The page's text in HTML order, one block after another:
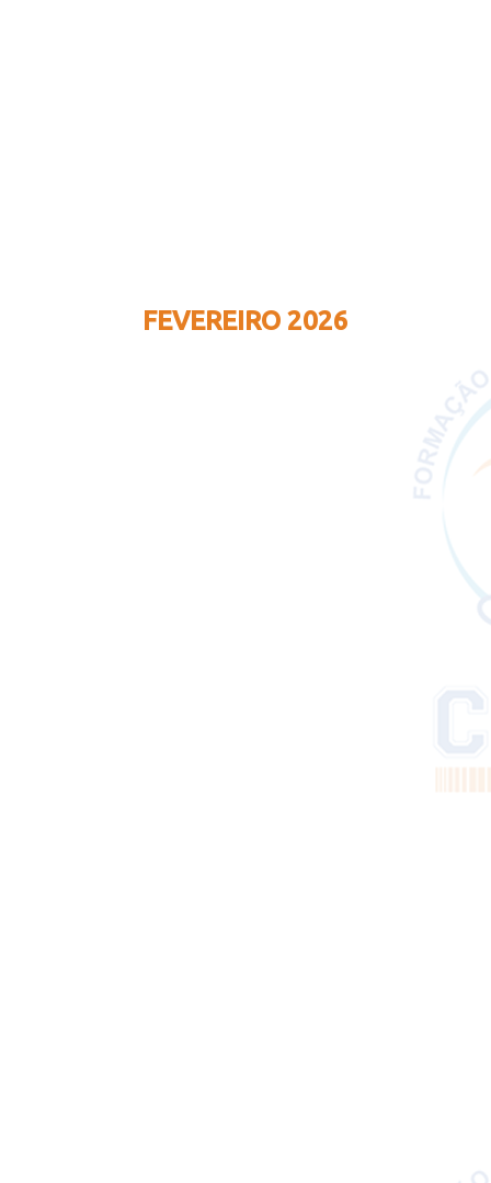
FEVEREIRO 2026